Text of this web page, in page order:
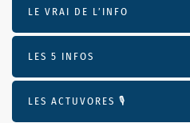
LE VRAI DE L’INFO
LES 5 INFOS
LES ACTUVORES 🎙